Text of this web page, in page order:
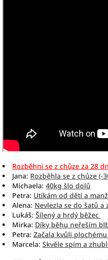
Rozběhni se z chůze za 28
Jana: Rozběhla se z chůze (-
Michaela: 40kg šlo dolů
Petra: Utíkám od dětí a
Alena: Nevlezla se do šatů a
Lukáš: Šílený a hrdý běžec
Mirka: Díky běhu neřeším
Petra: Začala kvůli
Marcela: Skvěle spím a